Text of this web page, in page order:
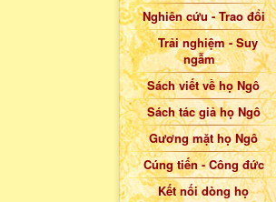
Nghiên cứu - Trao đổi
Trải nghiệm - Suy
ngẫm
Sách viết về họ Ngô
Sách tác giả họ Ngô
Gương mặt họ Ngô
Cúng tiến - Công đức
Kết nối dòng họ